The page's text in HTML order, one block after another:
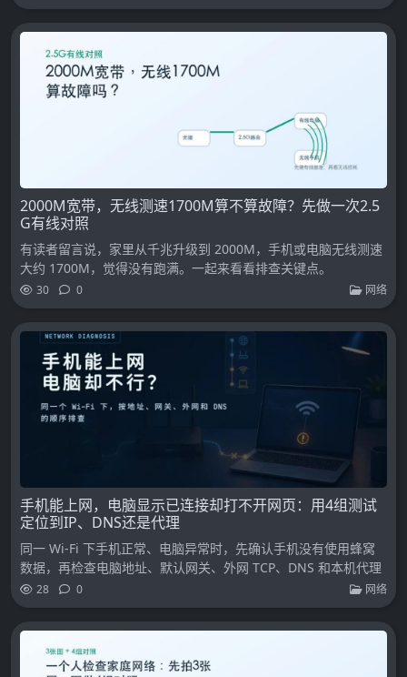
2000M宽带，无线测速1700M算不算故障？先做一次2.5
G有线对照
有读者留言说，家里从千兆升级到 2000M，手机或电脑无线测速
大约 1700M，觉得没有跑满。一起来看看排查关键点。
30 0 网络
手机能上网，电脑显示已连接却打不开网页：用4组测试
定位到IP、DNS还是代理
同一 Wi-Fi 下手机正常、电脑异常时，先确认手机没有使用蜂窝
数据，再检查电脑地址、默认网关、外网 TCP、DNS 和本机代理
28 0 网络